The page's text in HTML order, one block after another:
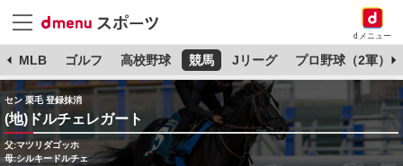
dメニュー
MLB ゴルフ 高校野球 競馬 Jリーグ プロ野球（2軍）
セン 栗毛 登録抹消
(地)ドルチェレガート
父:マツリダゴッホ
母:シルキードルチェ